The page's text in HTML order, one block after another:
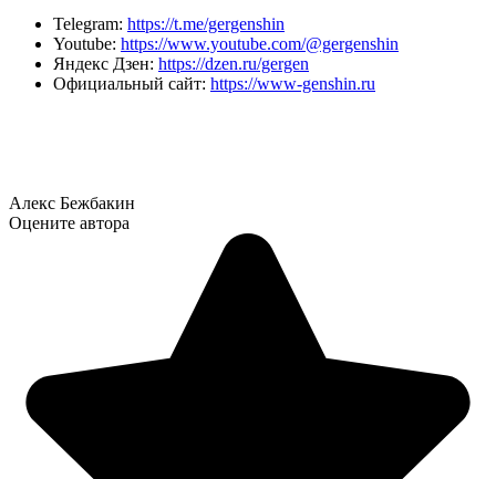
Telegram: https://t.me/gergenshin
Youtube: https://www.youtube.com/@gergenshin
Яндекс Дзен: https://dzen.ru/gergen
Официальный сайт: https://www-genshin.ru
Алекс Бежбакин
Оцените автора